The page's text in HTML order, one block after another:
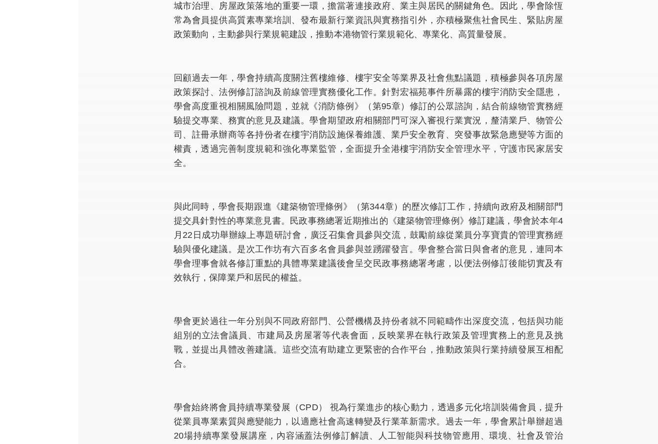
城市治理、房屋政策落地的重要一環，擔當著連接政府、業主與居民的關鍵角色。因此，學會除恆
常為會員提供高質素專業培訓、發布最新行業資訊與實務指引外，亦積極聚焦社會民生、緊貼房屋
政策動向，主動參與行業規範建設，推動本港物管行業規範化、專業化、高質量發展。
回顧過去一年，學會持續高度關注舊樓維修、樓宇安全等業界及社會焦點議題，積極參與各項房屋
政策探討、法例修訂諮詢及前線管理實務優化工作。針對宏福苑事件所暴露的樓宇消防安全隱患，
學會高度重視相關風險問題，並就《消防條例》（第95章）修訂的公眾諮詢，結合前線物管實務經
驗提交專業、務實的意見及建議。學會期望政府相關部門可深入審視行業實況，釐清業戶、物管公
司、註冊承辦商等各持份者在樓宇消防設施保養維護、業戶安全教育、突發事故緊急應變等方面的
權責，透過完善制度規範和強化專業監管，全面提升全港樓宇消防安全管理水平，守護市民家居安
全。
與此同時，學會長期跟進《建築物管理條例》（第344章）的歷次修訂工作，持續向政府及相關部門
提交具針對性的專業意見書。民政事務總署近期推出的《建築物管理條例》修訂建議，學會於本年4
月22日成功舉辦線上專題研討會，廣泛召集會員參與交流，鼓勵前線從業員分享寶貴的管理實務經
驗與優化建議。是次工作坊有六百多名會員參與並踴躍發言。學會整合當日與會者的意見，連同本
學會理事會就各修訂重點的具體專業建議後會呈交民政事務總署考慮，以便法例修訂後能切實及有
效執行，保障業戶和居民的權益。
學會更於過往一年分別與不同政府部門、公營機構及持份者就不同範疇作出深度交流，包括與功能
組別的立法會議員、市建局及房屋署等代表會面，反映業界在執行政策及管理實務上的意見及挑
戰，並提出具體改善建議。這些交流有助建立更緊密的合作平台，推動政策與行業持續發展互相配
合。
學會始終將會員持續專業發展（CPD） 視為行業進步的核心動力，透過多元化培訓裝備會員，提升
從業員專業素質與應變能力，以適應社會高速轉變及行業革新需求。過去一年，學會累計舉辦超過
20場持續專業發展講座，內容涵蓋法例修訂解讀、人工智能與科技物管應用、環境、社會及管治